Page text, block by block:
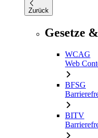
Zurück
Gesetze
WCAG
Web
BFSG
BITV